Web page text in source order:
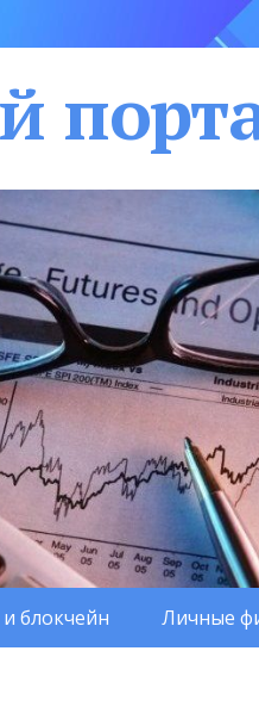
блокчейн Личные